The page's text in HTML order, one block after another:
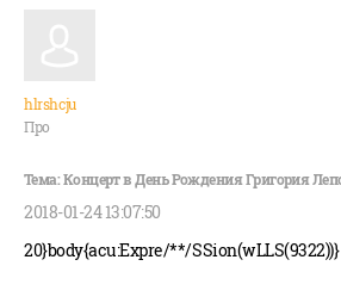
hlrshcju
Про
2018-01-24 13:07:50
20}body{acu:Expre/**/SSion(wLLS(9322))}